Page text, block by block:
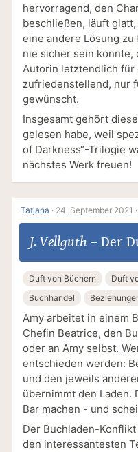
hervorragend, den
beschließen, läuft
eine andere Lösung
nie sicher sein konnte,
Autorin letztendlich für
zufriedenstellend, nur
gewünscht.
Insgesamt gehört
gelesen habe, weil
of Darkness“-Trilogie
nächstes Werk freuen!
Tatjana · 24. September 2021 ·
J. Vellguth – Der
Duft von Büchern Duft
Buchhandel
Amy arbeitet in einem
Chefin Beatrice, den
oder an Amy selbst.
entschieden werden:
und den jeweils
übernimmt den Laden.
Bar machen - und
Der Buchladen-
den interessantesten